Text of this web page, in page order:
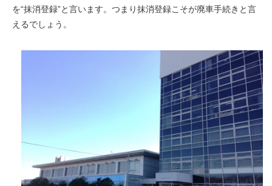
を“抹消登録”と言います。つまり抹消登録こそが廃車手続きと言
えるでしょう。